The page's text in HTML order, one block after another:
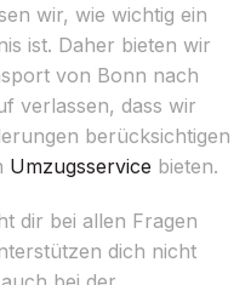
wir, wie wichtig ein
ist. Daher bieten wir
von Bonn nach
verlassen, dass wir
berücksichtigen
Umzugsservice bieten.
dir bei allen Fragen
dich nicht